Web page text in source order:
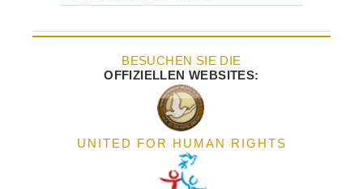
BESUCHEN SIE DIE
OFFIZIELLEN WEBSITES:
UNITED FOR HUMAN RIGHTS